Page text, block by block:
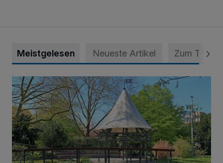
Meistgelesen Neueste Artikel Zum Thema
814 000 Euro für Projekt in Osterath